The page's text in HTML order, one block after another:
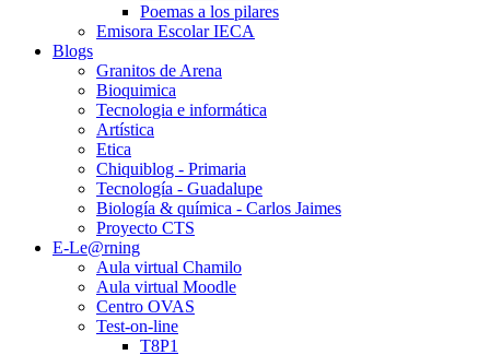
Poemas a los pilares
Emisora Escolar IECA
Blogs
Granitos de Arena
Bioquimica
Tecnologia e informática
Artística
Etica
Chiquiblog - Primaria
Tecnología - Guadalupe
Biología & química - Carlos Jaimes
Proyecto CTS
E-Le@rning
Aula virtual Chamilo
Aula virtual Moodle
Centro OVAS
Test-on-line
T8P1